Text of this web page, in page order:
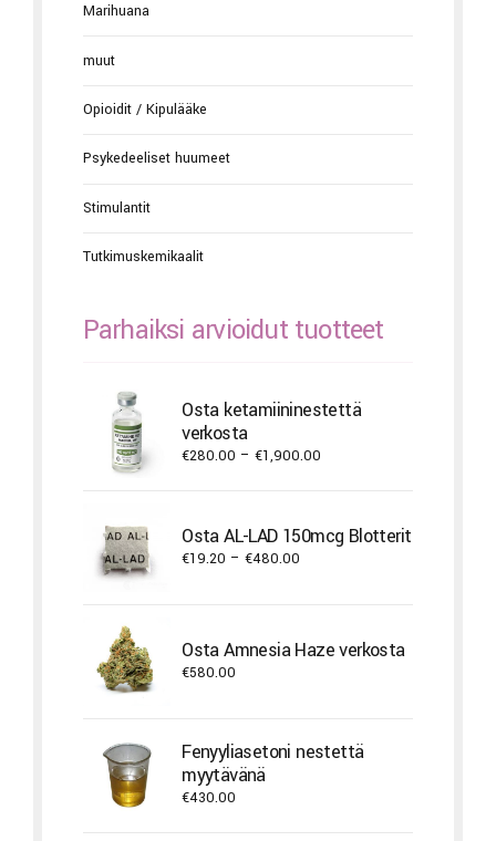
Marihuana
muut
Opioidit / Kipulääke
Psykedeeliset huumeet
Stimulantit
Tutkimuskemikaalit
Parhaiksi arvioidut tuotteet
Osta ketamiininestettä
verkosta
€280.00 – €1,900.00
through
€1,900.00
Osta AL-LAD 150mcg Blotterit
€19.20 – €480.00
€480.00
Osta Amnesia Haze verkosta
€580.00
Fenyyliasetoni nestettä
myytävänä
€430.00